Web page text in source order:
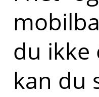
du ikke
kan du